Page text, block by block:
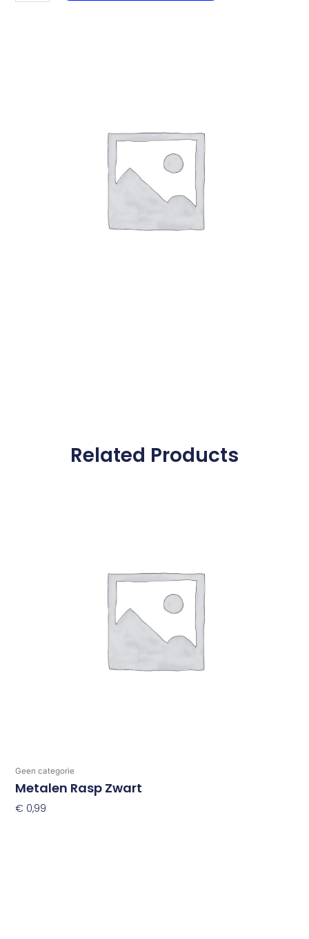
Related Products
Geen categorie
Metalen Rasp Zwart
€ 0,99